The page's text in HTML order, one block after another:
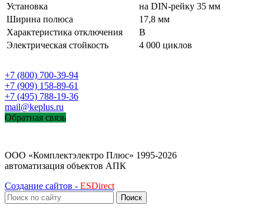
Установка
на DIN-рейку 35 мм
Ширина полюса
17,8 мм
Характеристика отключения
B
Электрическая стойкость
4 000 циклов
+7 (800) 700-39-94
+7 (909) 158-89-61
+7 (495) 788-19-36
mail@keplus.ru
Обратная связь
ООО «Комплектэлектро Плюс» 1995-2026
автоматизация объектов АПК
Создание сайтов - ESDirect
Поиск